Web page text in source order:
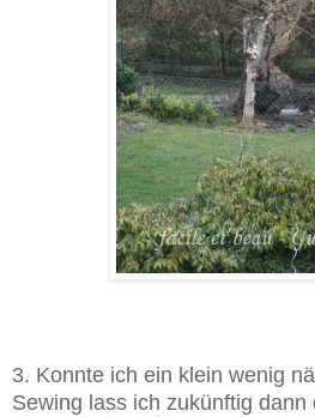
3. Konnte ich ein klein wenig
Sewing lass ich zukünftig